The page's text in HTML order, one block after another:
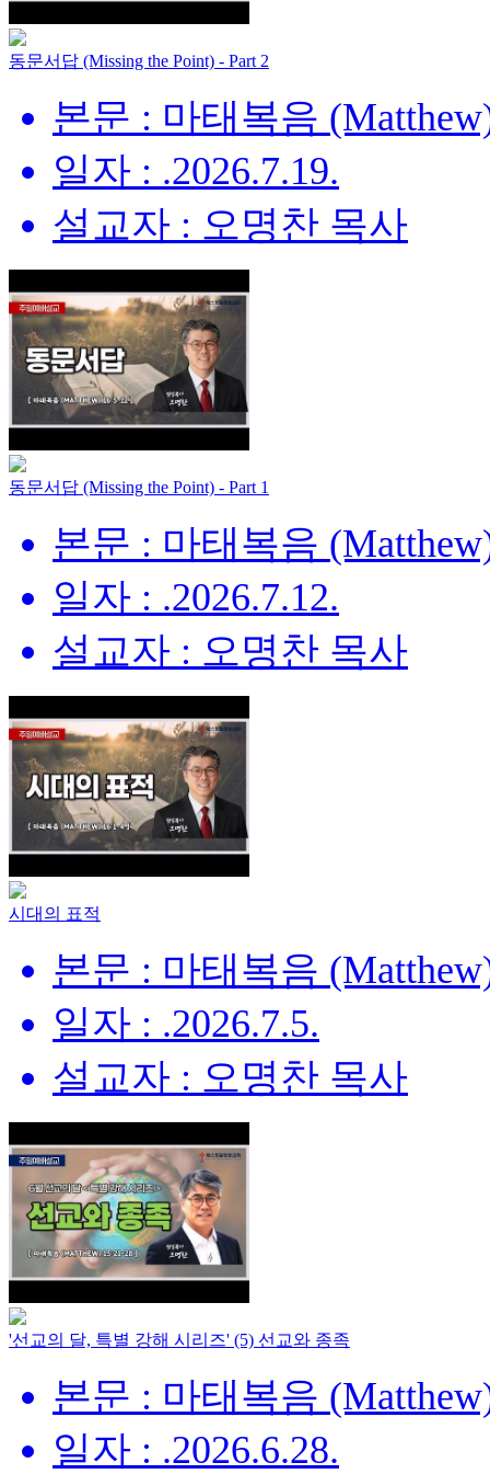
동문서답 (Missing the Point) - Part 2
본문 : 마태복음
일자 : .2026.7.19.
설교자 : 오명찬 목사
동문서답 (Missing the Point) - Part 1
본문 : 마태복음
일자 : .2026.7.12.
설교자 : 오명찬 목사
시대의 표적
본문 : 마태복음
일자 : .2026.7.5.
설교자 : 오명찬 목사
'선교의 달, 특별 강해 시리즈' (5) 선교와 종족
본문 : 마태복음
일자 : .2026.6.28.